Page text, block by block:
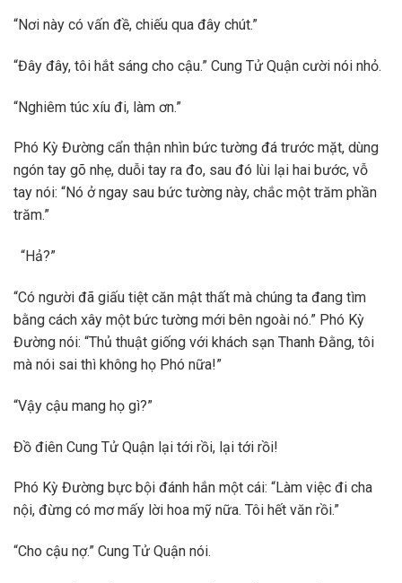
“Nơi này có vấn đề, chiếu qua đây chút.”
“Đây đây, tôi hắt sáng cho cậu.” Cung Tử Quận cười nói nhỏ.
“Nghiêm túc xíu đi, làm ơn.”
Phó Kỳ Đường cẩn thận nhìn bức tường đá trước mặt, dùng
ngón tay gõ nhẹ, duỗi tay ra đo, sau đó lùi lại hai bước, vỗ
tay nói: “Nó ở ngay sau bức tường này, chắc một trăm phần
trăm.”
“Hả?”
“Có người đã giấu tiệt căn mật thất mà chúng ta đang tìm
bằng cách xây một bức tường mới bên ngoài nó.” Phó Kỳ
Đường nói: “Thủ thuật giống với khách sạn Thanh Đằng, tôi
mà nói sai thì không họ Phó nữa!”
“Vậy cậu mang họ gì?”
Đồ điên Cung Tử Quận lại tới rồi, lại tới rồi!
Phó Kỳ Đường bực bội đánh hắn một cái: “Làm việc đi cha
nội, đừng có mơ mấy lời hoa mỹ nữa. Tôi hết văn rồi.”
“Cho cậu nợ.” Cung Tử Quận nói.